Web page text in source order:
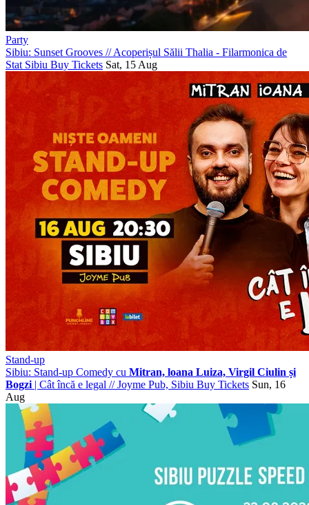
Party
Sibiu: Sunset Grooves //Acoperișul Sălii Thalia - Filarmonica de
Stat Sibiu Buy Tickets Sat, 15 Aug
Stand-up
Sibiu: Stand-up Comedy cu Mitran, loana Luiza, Virgil Ciulin și
Bogzi | Cât încă e legal //Joyme Pub, Sibiu Buy Tickets Sun, 16
Aug